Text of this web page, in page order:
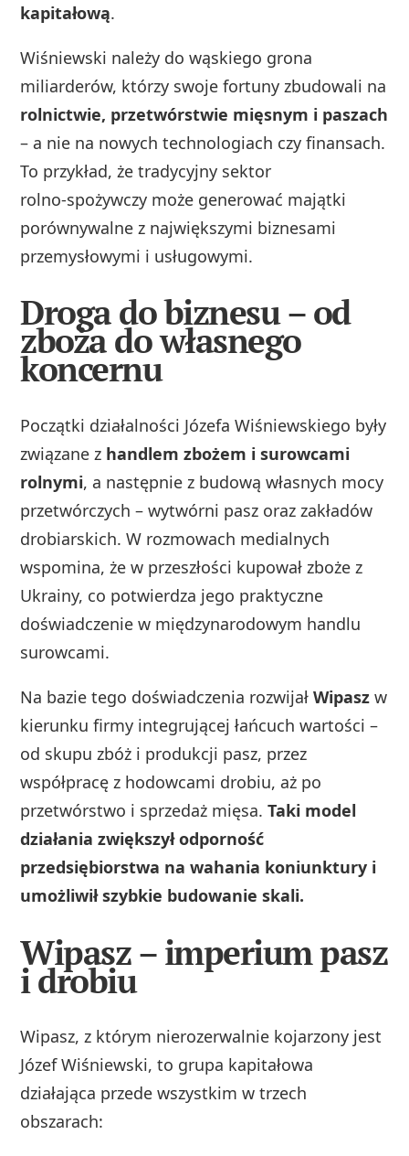
kapitałową.
Wiśniewski należy do wąskiego grona
miliarderów, którzy swoje fortuny zbudowali na
rolnictwie, przetwórstwie mięsnym i paszach
– a nie na nowych technologiach czy finansach.
To przykład, że tradycyjny sektor
rolno‑spożywczy może generować majątki
porównywalne z największymi biznesami
przemysłowymi i usługowymi.
Droga do biznesu – od
zboża do własnego
koncernu
Początki działalności Józefa Wiśniewskiego były
związane z handlem zbożem i surowcami
rolnymi, a następnie z budową własnych mocy
przetwórczych – wytwórni pasz oraz zakładów
drobiarskich. W rozmowach medialnych
wspomina, że w przeszłości kupował zboże z
Ukrainy, co potwierdza jego praktyczne
doświadczenie w międzynarodowym handlu
surowcami.
Na bazie tego doświadczenia rozwijałWipasz w
kierunku firmy integrującej łańcuch wartości –
od skupu zbóż i produkcji pasz, przez
współpracę z hodowcami drobiu, aż po
przetwórstwo i sprzedaż mięsa.Taki model
działania zwiększył odporność
przedsiębiorstwa na wahania koniunktury i
umożliwił szybkie budowanie skali.
Wipasz – imperium pasz
i drobiu
Wipasz, z którym nierozerwalnie kojarzony jest
Józef Wiśniewski, to grupa kapitałowa
działająca przede wszystkim w trzech
obszarach: